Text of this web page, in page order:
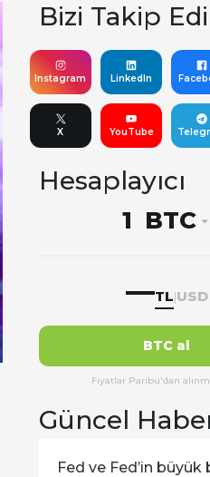
Bizi Takip
Instagram LinkedIn
X YouTube
Hesaplayıcı
BTC
—TL USD
BTC al
Fiyatlar Paribu'dan
Güncel
Fed ve Fed’in büyük